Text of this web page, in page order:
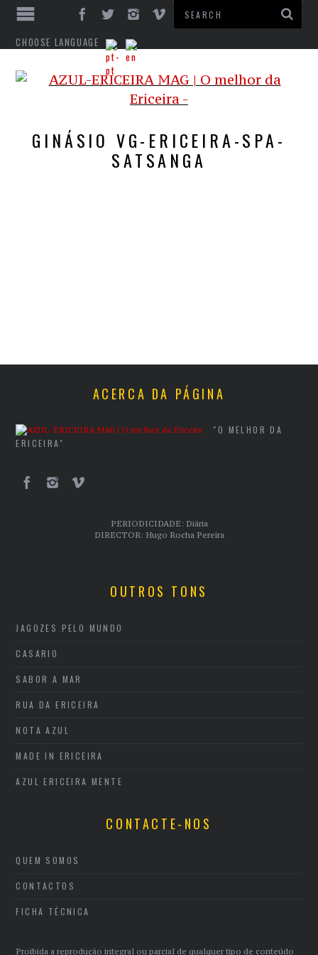
CHOOSE LANGUAGE
GINÁSIO VG-ERICEIRA-SPA-
SATSANGA
ACERCA DA PÁGINA
"O MELHOR DA
ERICEIRA"
PERIODICIDADE: Diária
DIRECTOR: Hugo Rocha Pereira
OUTROS TONS
JAGOZES PELO MUNDO
CASARIO
SABOR A MAR
RUA DA ERICEIRA
NOTA AZUL
MADE IN ERICEIRA
AZUL ERICEIRA MENTE
CONTACTE-NOS
QUEM SOMOS
CONTACTOS
FICHA TÉCNICA
Proibida a reprodução integral ou parcial de qualquer tipo de conteúdo